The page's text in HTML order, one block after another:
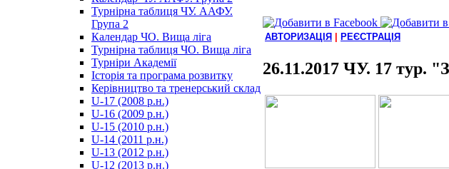
Турнірна таблиця ЧУ. ААФУ.
Група 2
Календар ЧО. Вища ліга
Турнірна таблиця ЧО. Вища ліга
Турніри Академії
Історія та програма розвитку
Керівництво та тренерський склад
U-17 (2008 р.н.)
U-16 (2009 р.н.)
U-15 (2010 р.н.)
U-14 (2011 р.н.)
U-13 (2012 р.н.)
U-12 (2013 р.н.)
АВТОРИЗАЦІЯ РЕЄСТРАЦІЯ
26.11.2017 ЧУ. 17 тур.